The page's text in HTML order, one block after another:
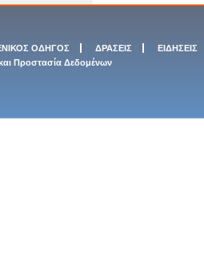
ΟΔΗΓΟΣ ΔΡΑΣΕΙΣ
ΕΙΔΗΣΕΙΣ
Προστασία Δεδομένων